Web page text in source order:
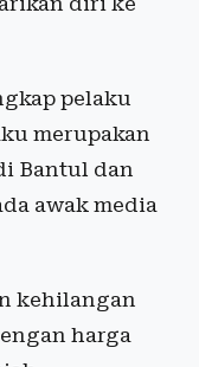
pelaku
merupakan
Bantul dan
awak media
kehilangan
harga